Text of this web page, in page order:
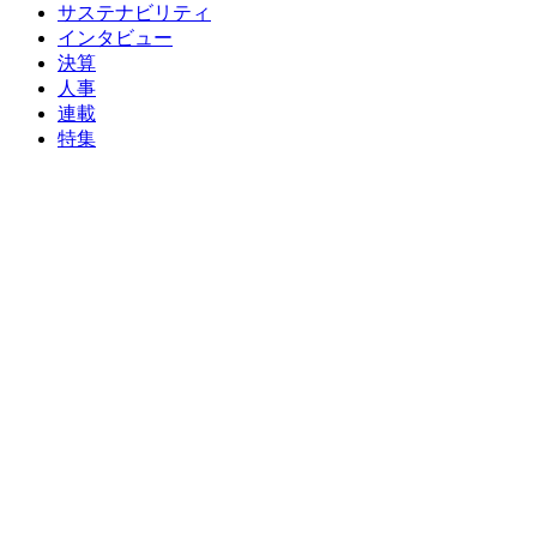
サステナビリティ
インタビュー
決算
人事
連載
特集